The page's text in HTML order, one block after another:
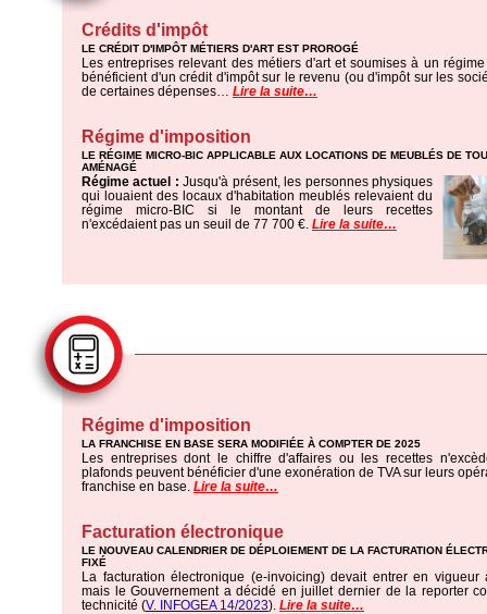
Crédits d'impôt
LE CRÉDIT D'IMPÔT MÉTIERS D'ART EST PROROGÉ
Les entreprises relevant des métiers d'art et soumises à un
bénéficient d'un crédit d'impôt sur le revenu (ou d'impôt sur les
de certaines dépenses… Lire la suite…
Régime d'imposition
LE RÉGIME MICRO-BIC APPLICABLE AUX LOCATIONS DE MEUBLÉS DE
AMÉNAGÉ
Régime actuel : Jusqu'à présent, les personnes physiques
qui louaient des locaux d'habitation meublés relevaient du
régime micro-BIC si le montant de leurs recettes
n'excédaient pas un seuil de 77 700 €. Lire la suite…
Régime d'imposition
LA FRANCHISE EN BASE SERA MODIFIÉE À COMPTER DE 2025
Les entreprises dont le chiffre d'affaires ou les recettes
plafonds peuvent bénéficier d'une exonération de TVA sur leurs
franchise en base. Lire la suite…
Facturation électronique
LE NOUVEAU CALENDRIER DE DÉPLOIEMENT DE LA FACTURATION
FIXÉ
La facturation électronique (e-invoicing) devait entrer en
mais le Gouvernement a décidé en juillet dernier de la reporter
technicité (V. INFOGEA 14/2023). Lire la suite…